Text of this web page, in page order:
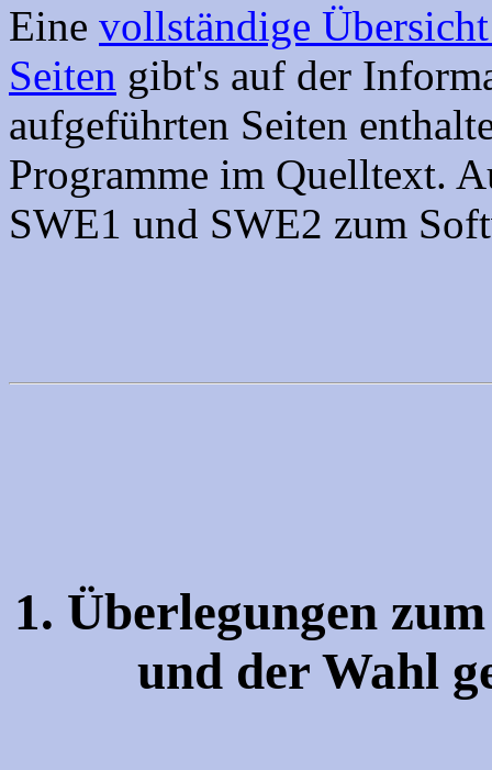
Eine vollständige
Seiten gibt's auf der
aufgeführten Seiten
Programme im Quelltext.
SWE1 und SWE2 zum
1. Überlegungen
und der Wahl